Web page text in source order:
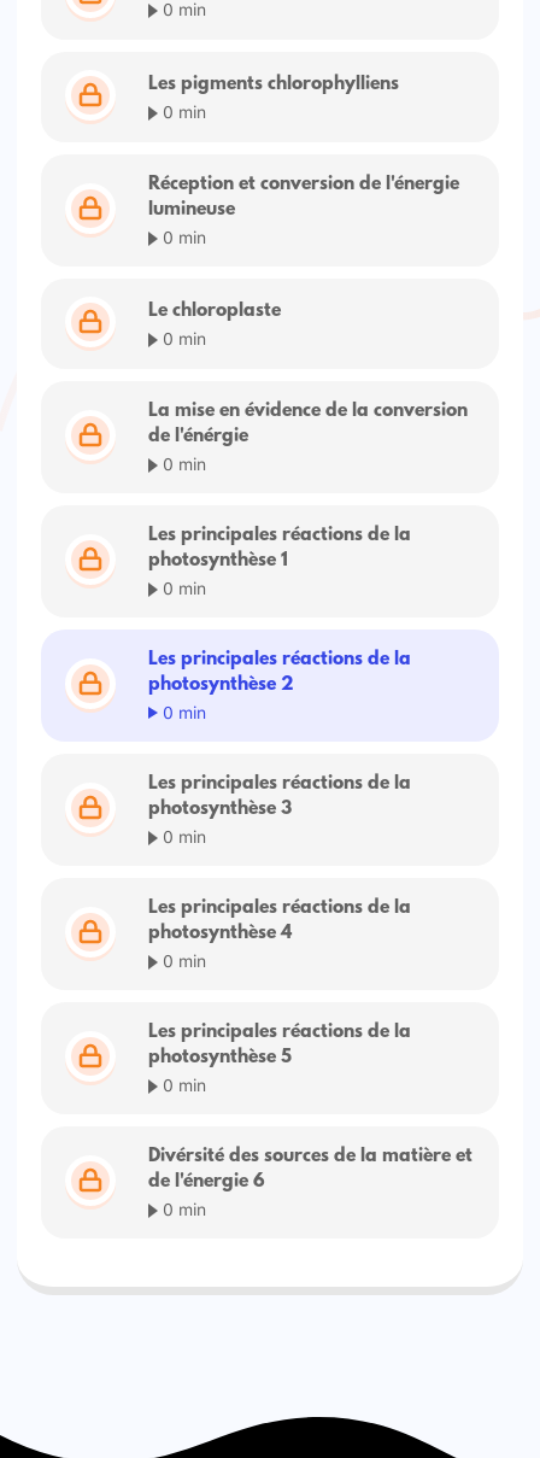
0 min
Les pigments chlorophylliens
0 min
Réception et conversion de l'énergie
lumineuse
0 min
Le chloroplaste
0 min
La mise en évidence de la conversion
de l'énérgie
0 min
Les principales réactions de la
photosynthèse 1
0 min
Les principales réactions de la
photosynthèse 2
0 min
Les principales réactions de la
photosynthèse 3
0 min
Les principales réactions de la
photosynthèse 4
0 min
Les principales réactions de la
photosynthèse 5
0 min
Divérsité des sources de la matière et
de l'énergie 6
0 min